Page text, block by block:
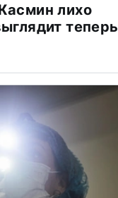
лихо
теперь